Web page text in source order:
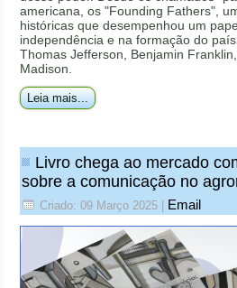
americana, os "Founding Fathers",
históricas que desempenhou um
independência e na formação do
Thomas Jefferson, Benjamin
Madison.
Leia mais...
Livro chega ao mercado
sobre a comunicação no
Criado: 09 Março 2025 Email